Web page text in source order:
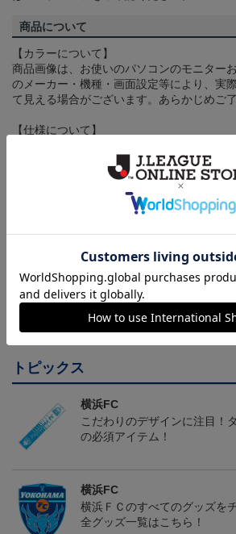
商品について
【カラーについて】
商品画像は、お使いのパソコンのモニター
のメーカー・機種・画面設定等により、実
て見える場合がございます。あらかじめご
【仕様について】
告なく変更になることがございます。
ヘルプページ
トピックス
横浜FC
こだわりのデザインに注目！
の必須アイテム！
横浜FC
横浜ＦＣのすべてのグッズを
全グッズ一覧はこちら！